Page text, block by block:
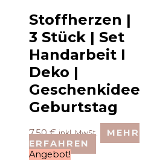
Stoffherzen |
3 Stück | Set
Handarbeit I
Deko |
Geschenkidee
Geburtstag
7,50€ inkl. MwSt.
MEHR
ERFAHREN
Angebot!